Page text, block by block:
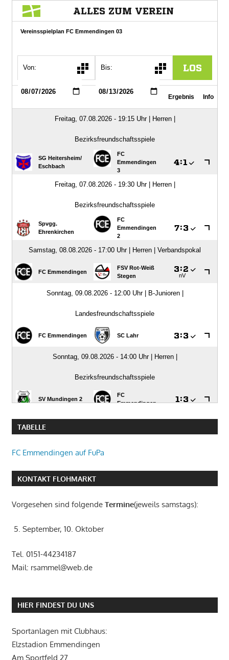
TABELLE
FC Emmendingen auf FuPa
KONTAKT FLOHMARKT
Vorgesehen sind folgende Termine(jeweils samstags):
5. September, 10. Oktober
Tel. 0151-44234187
Mail: rsammel@web.de
HIER FINDEST DU UNS
Sportanlagen mit Clubhaus:
Elzstadion Emmendingen
Am Sportfeld 27